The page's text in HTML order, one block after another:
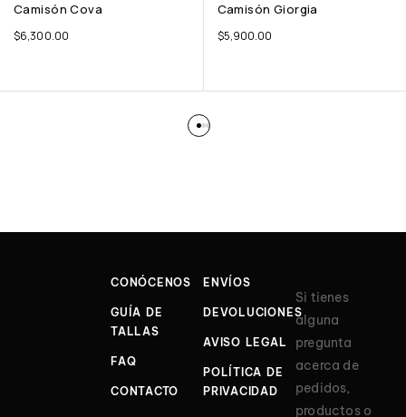
Camisón Cova
$6,300.00
Camisón Giorgia
$5,900.00
CONÓCENOS
GUÍA DE
TALLAS
FAQ
CONTACTO
ENVÍOS
DEVOLUCIONES
AVISO LEGAL
POLÍTICA DE
PRIVACIDAD
Si tienes
alguna
pregunta
acerca de
pedidos,
productos o